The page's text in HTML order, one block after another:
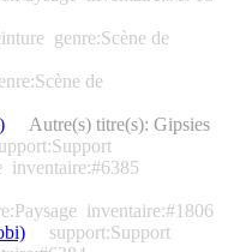
genre:Scène de
de
Autre(s) titre(s): Gipsies
inventaire:#6385
inventaire:#1806
support:Support